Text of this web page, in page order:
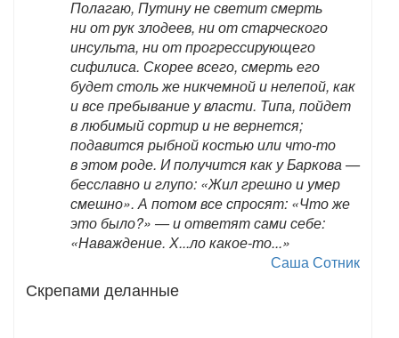
Полагаю, Путину не светит смерть
ни от рук злодеев, ни от старческого
инсульта, ни от прогрессирующего
сифилиса. Скорее всего, смерть его
будет столь же никчемной и нелепой, как
и все пребывание у власти. Типа, пойдет
в любимый сортир и не вернется;
подавится рыбной костью или что-то
в этом роде. И получится как у Баркова —
бесславно и глупо: «Жил грешно и умер
смешно». А потом все спросят: «Что же
это было?» — и ответят сами себе:
«Наваждение. Х...ло какое-то...»
Саша Сотник
Скрепами деланные